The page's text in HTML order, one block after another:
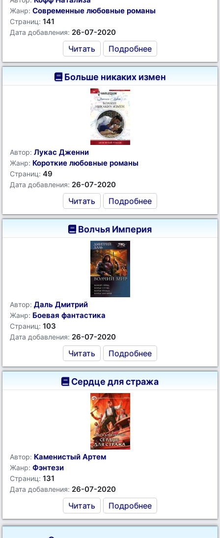
Жанр: Современные любовные романы
Страниц: 141
Дата добавления: 26-07-2020
Читать Подробнее
Больше никаких измен
Автор: Лукас Дженни
Жанр: Короткие любовные романы
Страниц: 49
Дата добавления: 26-07-2020
Читать Подробнее
Волчья Империя
Автор: Даль Дмитрий
Жанр: Боевая фантастика
Страниц: 103
Дата добавления: 26-07-2020
Читать Подробнее
Сердце для стража
Автор: Каменистый Артем
Жанр: Фэнтези
Страниц: 131
Дата добавления: 26-07-2020
Читать Подробнее